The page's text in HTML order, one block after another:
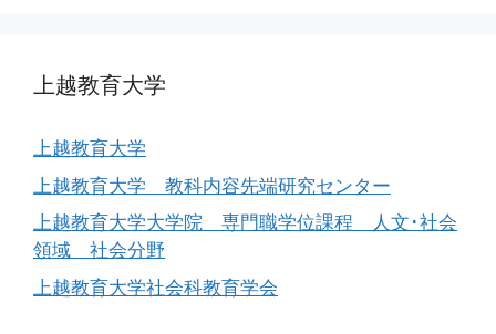
上越教育大学
上越教育大学
上越教育大学 教科内容先端研究センター
上越教育大学大学院 専門職学位課程 人文･社会
領域 社会分野
上越教育大学社会科教育学会